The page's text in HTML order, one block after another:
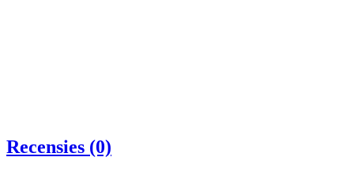
Recensies (0)